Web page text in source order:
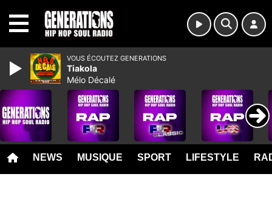
NEWS MUSIQUE SPORT LIFESTYLE
VOUS ÉCOUTEZ GENERATIONS
Tiakola
Mélo Décalé